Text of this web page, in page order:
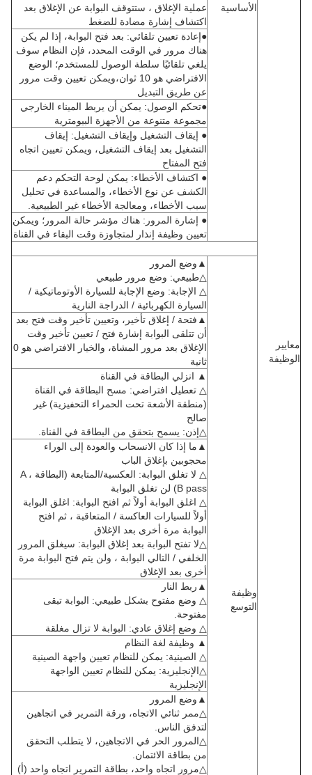
معايير
الوظيفة
الأساسية
عملية الإغلاق ، ستتوقف البوابة عن الإغلاق بعد
اكتشاف إشارة مضادة للضغط
●إعادة تعيين تلقائي: بعد فتح البوابة، إذا لم يكن
هناك مرور في الوقت المحدد، فإن النظام سوف
يلغي تلقائيًا سلطة الوصول للمستخدم؛ الوضع
الافتراضي هو 10 ثوان،ويمكن تعيين وقت مرور
عن طريق التبديل
●تحكم الوصول: يمكن أن يربط الميناء الخارجي
مجموعة متنوعة من الأجهزة البيومترية
● إيقاف التشغيل وإيقاف التشغيل: إيقاف
التشغيل بعد إيقاف التشغيل، ويمكن تعيين اتجاه
فتح المفتاح
● اكتشاف الأخطاء: يمكن لوحة التحكم دعم
الكشف عن نوع الأخطاء، والمساعدة في تحليل
سبب الأخطاء، ومعالجة الأخطاء غير الطبيعية.
● إشارة المرور: هناك مؤشر حالة المرور؛ ويمكن
تعيين وظيفة إنذار لمتجاوزة وقت البقاء في القناة
وظيفة
التوسع
▲وضع المرور
△طبيعي: وضع مرور طبيعي
△ الإجابة: وضع الإجابة للسيارة الأوتوماتيكية /
السيارة الكهربائية / الدراجة النارية
▲فتحة / إغلاق تأخير، وتعيين تأخير وقت فتح بعد
أن تتلقى البوابة إشارة فتح / تعيين تأخير وقت
الإغلاق بعد مرور المشاة، والخيار الافتراضي هو 0
ثانية
▲ انزلي البطاقة في القناة
△ تعطيل افتراضي: مسح البطاقة في القناة
(منطقة الأشعة تحت الحمراء التحفيزية) غير
صالح
△إذن: يسمح بتحقق من البطاقة في القناة.
▲ما إذا كان الانسحاب والعودة إلى الوراء
محجوبين بإغلاق الباب
△ لا تغلق البوابة: العكسية/المتابعة (البطاقة A ،
B pass) لن تغلق البوابة
△ اغلق البوابة أولاً ثم افتح البوابة: اغلق البوابة
أولاً للسيارات العاكسة / المتعاقبة ، ثم افتح
البوابة مرة أخرى بعد الإغلاق
△لا تفتح البوابة بعد إغلاق البوابة: سيغلق المرور
الخلفي / التالي البوابة ، ولن يتم فتح البوابة مرة
أخرى بعد الإغلاق
▲ربط النار
△ وضع مفتوح بشكل طبيعي: البوابة تبقى
مفتوحة.
△ وضع إغلاق عادي: البوابة لا تزال مغلقة
▲ وظيفة لغة النظام
△ الصينية: يمكن للنظام تعيين واجهة الصينية
△الإنجليزية: يمكن للنظام تعيين الواجهة
الإنجليزية
▲وضع المرور
△ممر ثنائي الاتجاه، ورقة التمرير في اتجاهين
لتدفق الناس.
△المرور الحر في الاتجاهين، لا يتطلب التحقق
من بطاقة الائتمان.
△مرور اتجاه واحد، بطاقة التمرير اتجاه واحد (أ)